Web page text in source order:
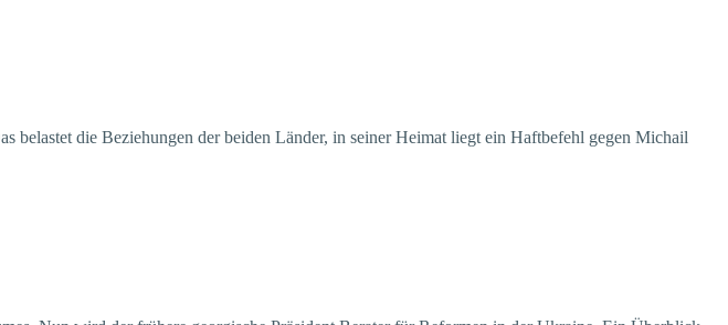
belastet die Beziehungen der beiden Länder, in seiner Heimat liegt ein Haftbefehl gegen Michail